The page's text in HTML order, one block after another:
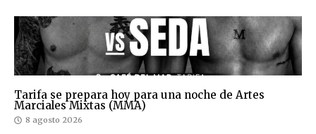
Tarifa se prepara hoy para una noche de Artes
Marciales Mixtas (MMA)
8 agosto 2026